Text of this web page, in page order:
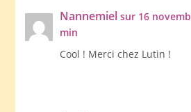
Nannemiel sur 16
min
Cool ! Merci chez Lutin !